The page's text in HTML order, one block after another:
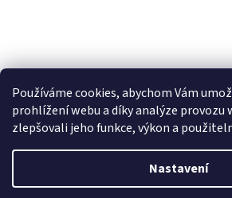
Používáme cookies, abychom Vám
prohlížení webu a díky analýze provozu
zlepšovali jeho funkce, výkon a
Nastavení
Vytvořil Shoptet